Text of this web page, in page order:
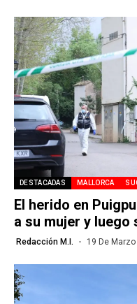
DESTACADAS MALLORCA
El herido en
a su mujer y
Redacción M.I. 19 De